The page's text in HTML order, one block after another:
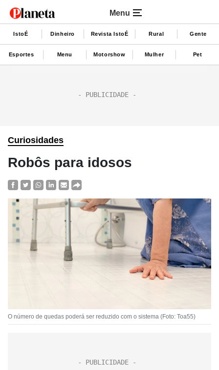
Menu
IstoÉ Dinheiro Revista IstoÉ Rural Gente
Esportes Menu Motorshow Mulher Pet
Curiosidades
Robôs para idosos
O número de quedas poderá ser reduzido com o sistema (Foto: Toa55)